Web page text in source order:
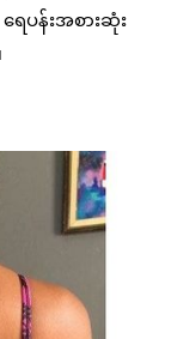
ေပန်းအစားဆုံး